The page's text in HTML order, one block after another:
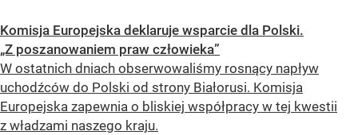
Komisja Europejska deklaruje wsparcie dla Polski.
„Z poszanowaniem praw człowieka”
W ostatnich dniach obserwowaliśmy rosnący napływ
uchodźców do Polski od strony Białorusi. Komisja
Europejska zapewnia o bliskiej współpracy w tej kwestii
z władzami naszego kraju.